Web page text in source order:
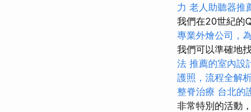
力 老人助聽器推
我們在20世紀的
專業外燴公司，
我們可以準確地
法 推薦的室內設
護照，流程全解
整脊治療 台北的
非常特別的活動